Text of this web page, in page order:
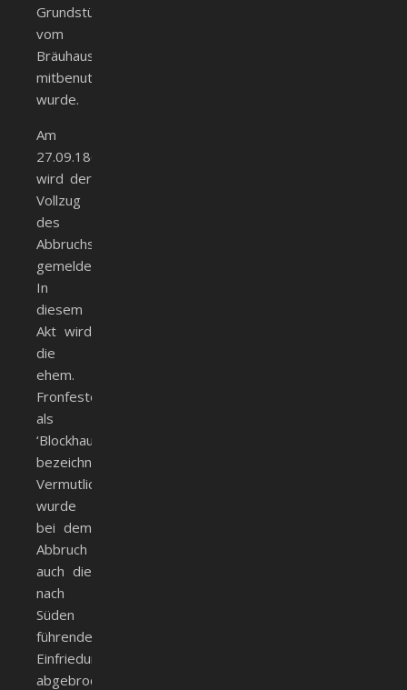
Grundstück
vom
Bräuhaus
mitbenutzt
wurde.
Am
27.09.1863
wird der
Vollzug
des
Abbruchs
gemeldet.
In
diesem
Akt wird
die
ehem.
Fronfeste
als
‘Blockhaus’
bezeichnet.
Vermutlich
wurde
bei dem
Abbruch
auch die
nach
Süden
führende
Einfriedungsmauer
abgebrochen.